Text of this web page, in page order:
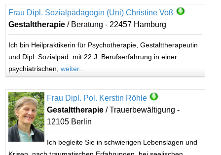
Frau Dipl. Sozialpädagogin (Uni) Christine Voß
Gestalttherapie / Beratung - 22457 Hamburg
Ich bin Heilpraktikerin für Psychotherapie, Gestalttherapeutin
und Dipl. Sozialpäd. mit 22 J. Berufserfahrung in einer
psychiatrischen,weiter...
Frau Dipl. Pol. Kerstin Röhle
Gestalttherapie/ Trauerbewältigung -
12105 Berlin
Ich begleite Sie in schwierigen Lebenslagen und